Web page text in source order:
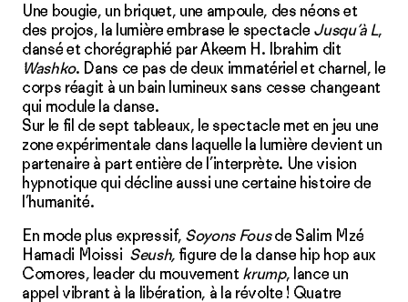
Une bougie, un briquet, une ampoule, des néons et
des projos, la lumière embrase le spectacle Jusqu’à L,
dansé et chorégraphié par Akeem H. Ibrahim dit
Washko. Dans ce pas de deux immatériel et charnel, le
corps réagit à un bain lumineux sans cesse changeant
qui module la danse.
Sur le fil de sept tableaux, le spectacle met en jeu une
zone expérimentale dans laquelle la lumière devient un
partenaire à part entière de l’interprète. Une vision
hypnotique qui décline aussi une certaine histoire de
l’humanité.
En mode plus expressif, Soyons Fousde Salim Mzé
Hamadi Moissi Seush, figure de la danse hip hop aux
Comores, leader du mouvementkrump, lance un
appel vibrant à la libération, à la révolte ! Quatre